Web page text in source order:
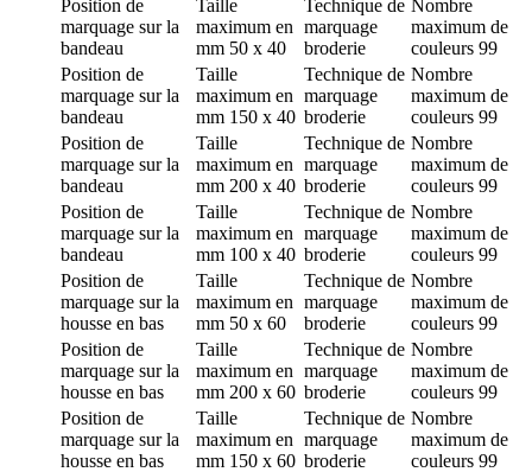
Position de
marquage sur la
bandeau
Taille
maximum en
mm 50 x 40
Technique de
marquage
broderie
Nombre
maximum de
couleurs 99
Position de
marquage sur la
bandeau
Taille
maximum en
mm 150 x 40
Technique de
marquage
broderie
Nombre
maximum de
couleurs 99
Position de
marquage sur la
bandeau
Taille
maximum en
mm 200 x 40
Technique de
marquage
broderie
Nombre
maximum de
couleurs 99
Position de
marquage sur la
bandeau
Taille
maximum en
mm 100 x 40
Technique de
marquage
broderie
Nombre
maximum de
couleurs 99
Position de
marquage sur la
housse en bas
Taille
maximum en
mm 50 x 60
Technique de
marquage
broderie
Nombre
maximum de
couleurs 99
Position de
marquage sur la
housse en bas
Taille
maximum en
mm 200 x 60
Technique de
marquage
broderie
Nombre
maximum de
couleurs 99
Position de
marquage sur la
housse en bas
Taille
maximum en
mm 150 x 60
Technique de
marquage
broderie
Nombre
maximum de
couleurs 99